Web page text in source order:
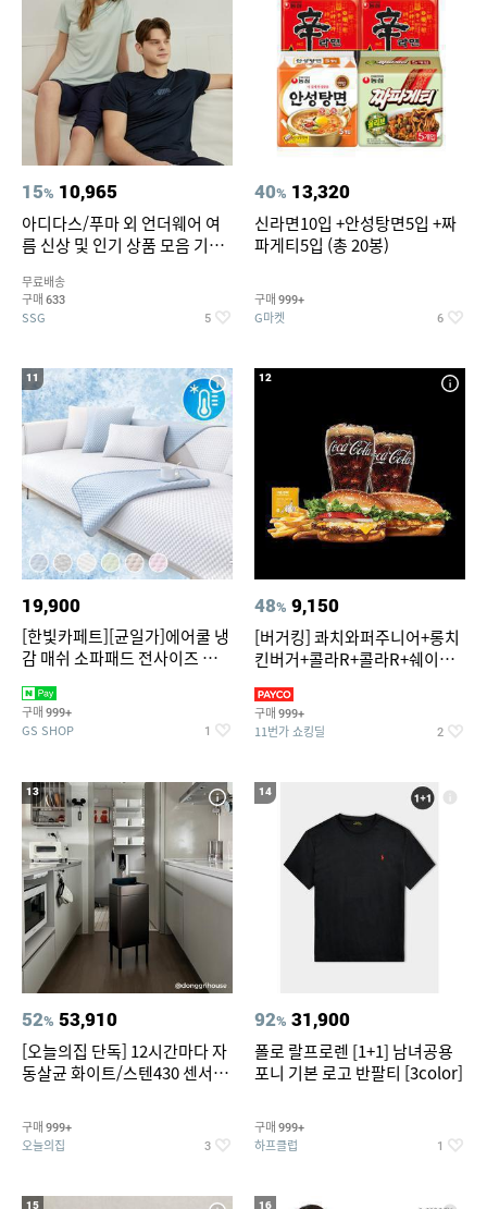
15% 10,965
아디다스/푸마 외 언더웨어 여
름 신상 및 인기 상품 모음 기획
무료배송
구매 633
SSG 5
40% 13,320
신라면10입 +안성탕면5입 +짜
파게티5입 (총 20봉)
구매 999+
G마켓 6
11
19,900
[한빛카페트][균일가]에어쿨 냉
감 매쉬 소파패드 전사이즈 균일
구매 999+
GS SHOP 1
12
48% 9,150
[버거킹] 콰치와퍼주니어+롱치
킨버거+콜라R+콜라R+쉐이킹
구매 999+
11번가 쇼킹딜 2
13
52% 53,910
[오늘의집 단독] 12시간마다 자
동살균 화이트/스텐430 센서휴
구매 999+
오늘의집 3
14
92% 31,900
폴로 랄프로렌 [1+1] 남녀공용
포니 기본 로고 반팔티 [3color]
구매 999+
하프클럽 1
15 16